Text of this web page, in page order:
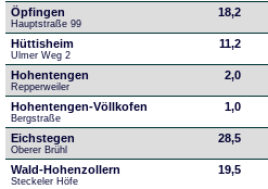
Öpfingen
Hauptstraße 99
18,2
Hüttisheim
Ulmer Weg 2
11,2
Hohentengen
Repperweiler
2,0
Hohentengen-Völlkofen
Bergstraße
1,0
Eichstegen
Oberer Brühl
28,5
Wald-Hohenzollern
Steckeler Höfe
19,5